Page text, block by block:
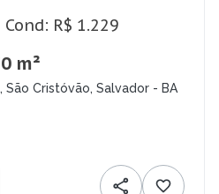
Cond: R$ 1.229
m²
São Cristóvão, Salvador - BA